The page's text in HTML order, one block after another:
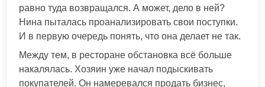
равно туда возвращался. А может, дело в ней?
Нина пыталась проанализировать свои поступки.
И в первую очередь понять, что она делает не так.
Между тем, в ресторане обстановка всё больше
накалялась. Хозяин уже начал подыскивать
покупателей. Он намеревался продать бизнес,